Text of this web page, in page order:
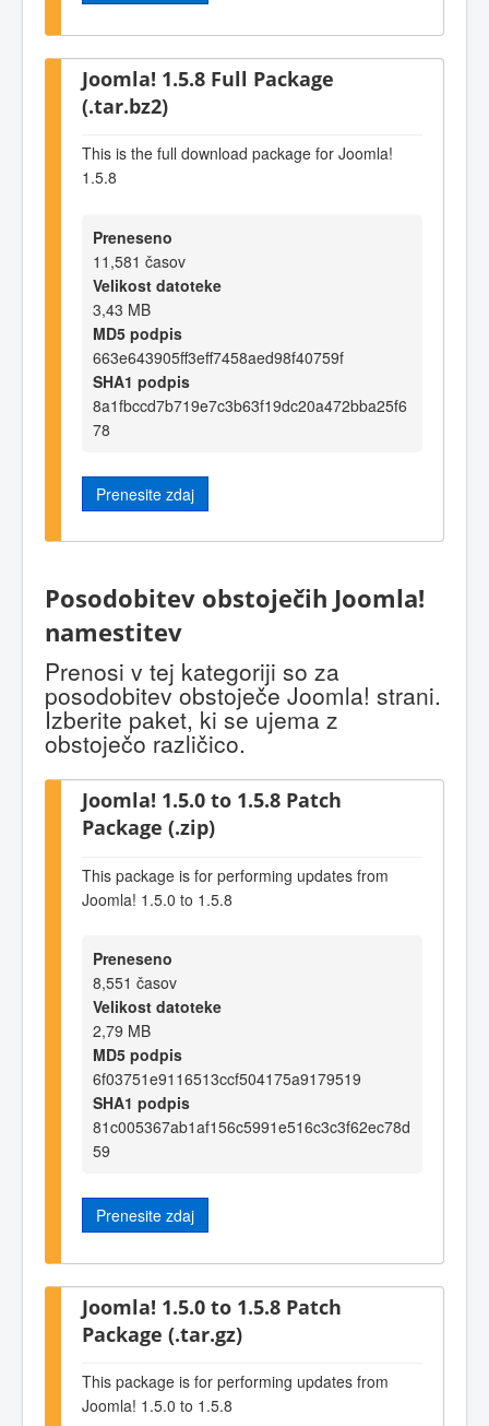
Joomla! 1.5.8 Full Package
(.tar.bz2)
This is the full download package for Joomla!
1.5.8
Preneseno
11,581 časov
Velikost datoteke
3,43 MB
MD5 podpis
663e643905ff3eff7458aed98f40759f
SHA1 podpis
8a1fbccd7b719e7c3b63f19dc20a472bba25f6
78
Prenesite zdaj
Posodobitev obstoječih Joomla!
namestitev
Prenosi v tej kategoriji so za
posodobitev obstoječe Joomla! strani.
Izberite paket, ki se ujema z
obstoječo različico.
Joomla! 1.5.0 to 1.5.8 Patch
Package (.zip)
This package is for performing updates from
Joomla! 1.5.0 to 1.5.8
Preneseno
8,551 časov
Velikost datoteke
2,79 MB
MD5 podpis
6f03751e9116513ccf504175a9179519
SHA1 podpis
81c005367ab1af156c5991e516c3c3f62ec78d
59
Prenesite zdaj
Joomla! 1.5.0 to 1.5.8 Patch
Package (.tar.gz)
This package is for performing updates from
Joomla! 1.5.0 to 1.5.8